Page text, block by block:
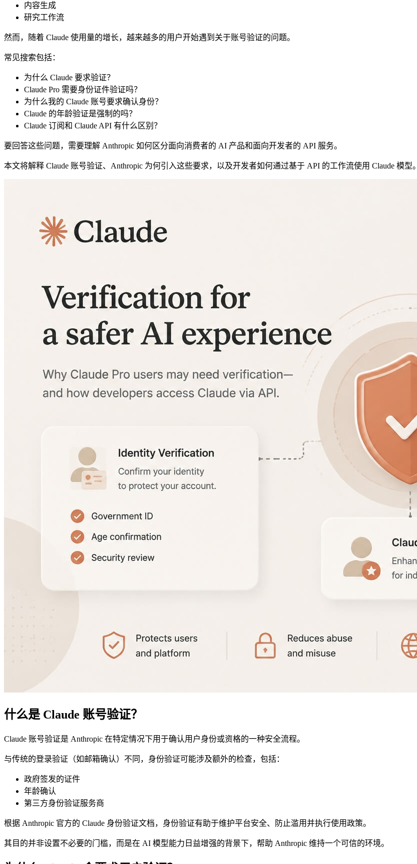
内容生成
研究工作流
然而，随着 Claude 使用量的增长，越来越多的用户开始遇到关于账号验证的问题。
常见搜索包括：
为什么 Claude 要求验证？
Claude Pro 需要身份证件验证吗？
为什么我的 Claude 账号要求确认身份？
Claude 的年龄验证是强制的吗？
Claude 订阅和 Claude API 有什么区别？
要回答这些问题，需要理解 Anthropic 如何区分面向消费者的 AI 产品和面向开发者的 API 服务。
本文将解释 Claude 账号验证、Anthropic 为何引入这些要求，以及开发者如何通过基于 API 的工作流使用 Claude 模型。
什么是 Claude 账号验证？
Claude 账号验证是 Anthropic 在特定情况下用于确认用户身份或资格的一种安全流程。
与传统的登录验证（如邮箱确认）不同，身份验证可能涉及额外的检查，包括：
政府签发的证件
年龄确认
第三方身份验证服务商
根据 Anthropic 官方的 Claude 身份验证文档，身份验证有助于维护平台安全、防止滥用并执行使用政策。
其目的并非设置不必要的门槛，而是在 AI 模型能力日益增强的背景下，帮助 Anthropic 维持一个可信的环境。